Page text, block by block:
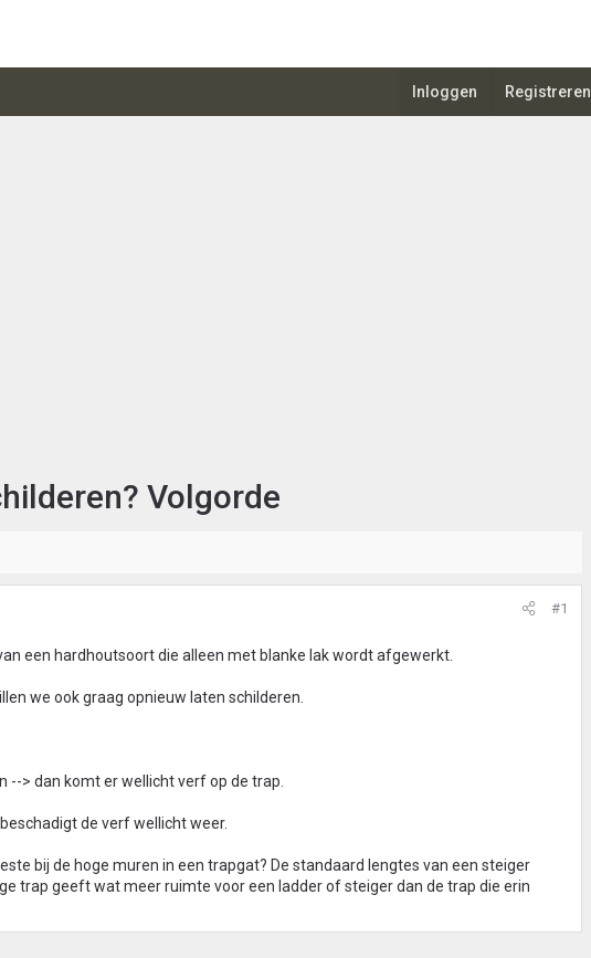
Inloggen Registreren
Volgorde
#1
een hardhoutsoort die alleen met blanke lak wordt afgewerkt.
we ook graag opnieuw laten schilderen.
--> dan komt er wellicht verf op de trap.
de verf wellicht weer.
bij de hoge muren in een trapgat? De standaard lengtes van een steiger
trap geeft wat meer ruimte voor een ladder of steiger dan de trap die erin